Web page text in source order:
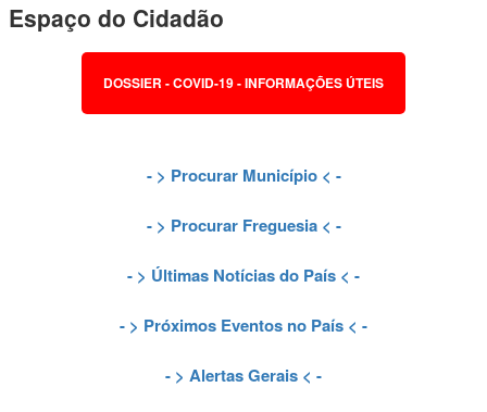
Espaço do Cidadão
DOSSIER - COVID-19 - INFORMAÇÕES ÚTEIS
- > Procurar Município< -
- > Procurar Freguesia< -
- > Últimas Notícias do País < -
- > Próximos Eventos no País < -
- > Alertas Gerais < -